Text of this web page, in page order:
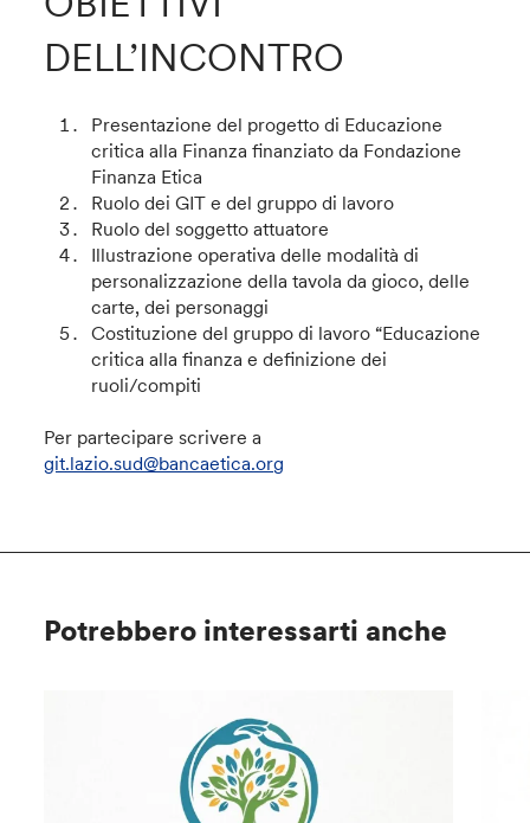
DELL’INCONTRO
Presentazione del progetto di Educazione
critica alla Finanza finanziato da Fondazione
Finanza Etica
Ruolo dei GIT e del gruppo di lavoro
Ruolo del soggetto attuatore
Illustrazione operativa delle modalità di
personalizzazione della tavola da gioco, delle
carte, dei personaggi
Costituzione del gruppo di lavoro “Educazione
critica alla finanza e definizione dei
ruoli/compiti
Per partecipare scrivere a
git.lazio.sud@bancaetica.org
Potrebbero interessarti anche